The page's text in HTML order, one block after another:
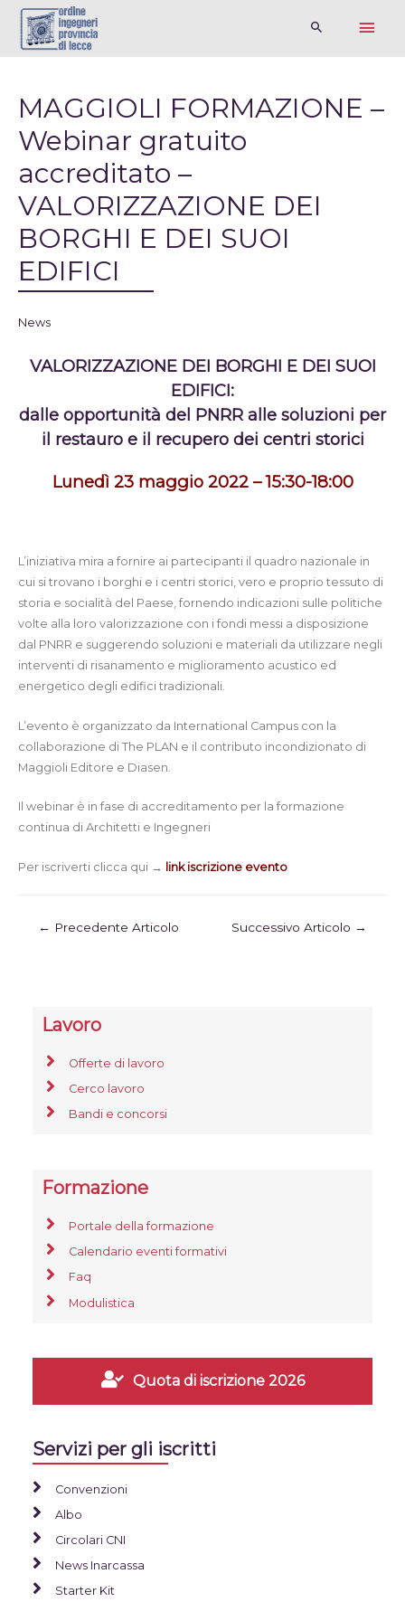
MAGGIOLI FORMAZIONE –
Webinar gratuito
accreditato –
VALORIZZAZIONE DEI
BORGHI E DEI SUOI
EDIFICI
News
VALORIZZAZIONE DEI BORGHI E DEI SUOI
EDIFICI:
dalle opportunità del PNRR alle soluzioni per
il restauro e il recupero dei centri storici
Lunedì 23 maggio 2022 – 15:30-18:00
L’iniziativa mira a fornire ai partecipanti il quadro nazionale in
cui si trovano i borghi e i centri storici, vero e proprio tessuto di
storia e socialità del Paese, fornendo indicazioni sulle politiche
volte alla loro valorizzazione con i fondi messi a disposizione
dal PNRR e suggerendo soluzioni e materiali da utilizzare negli
interventi di risanamento e miglioramento acustico ed
energetico degli edifici tradizionali.
L’evento è organizzato da International Campus con la
collaborazione di The PLAN e il contributo incondizionato di
Maggioli Editore e Diasen.
Il webinar è in fase di accreditamento per la formazione
continua di Architetti e Ingegneri
Per iscriverti clicca qui → link iscrizione evento
← Precedente Articolo Successivo Articolo →
Lavoro
Offerte di lavoro
Cerco lavoro
Bandi e concorsi
Formazione
Portale della formazione
Calendario eventi formativi
Faq
Modulistica
Quota di iscrizione 2026
Servizi per gli iscritti
Convenzioni
Albo
Circolari CNI
News Inarcassa
Starter Kit